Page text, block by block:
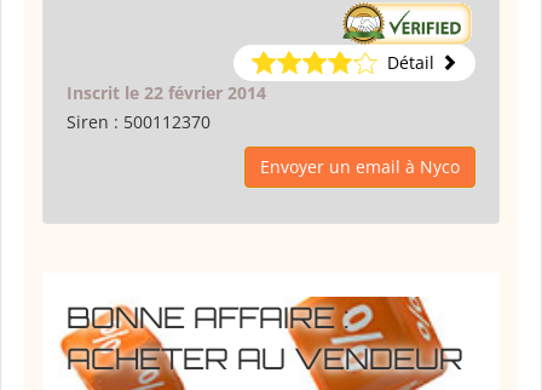
Détail
Inscrit le 22 février 2014
Siren : 500112370
Envoyer un email à Nyco
BONNE AFFAIRE :
ACHETER AU VENDEUR